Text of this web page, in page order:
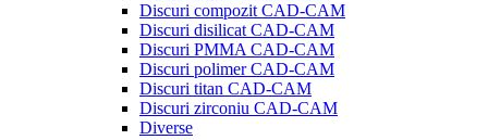
Discuri compozit CAD-CAM
Discuri disilicat CAD-CAM
Discuri PMMA CAD-CAM
Discuri polimer CAD-CAM
Discuri titan CAD-CAM
Discuri zirconiu CAD-CAM
Diverse